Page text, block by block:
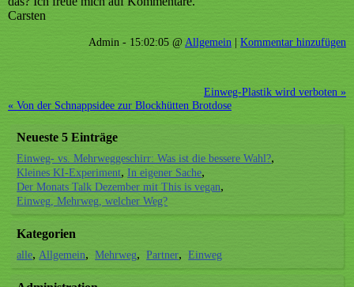
Carsten
Admin - 15:02:05 @ Allgemein | Kommentar hinzufügen
Einweg-Plastik wird verboten »
« Von der Schnappsidee zur Blockhütten Brotdose
Neueste 5 Einträge
Einweg- vs. Mehrweggeschirr: Was ist die bessere Wahl?
Kleines KI-Experiment In eigener Sache
Der Monats Talk Dezember mit This is vegan
Einweg, Mehrweg, welcher Weg?
Kategorien
alle Allgemein Mehrweg Partner Einweg